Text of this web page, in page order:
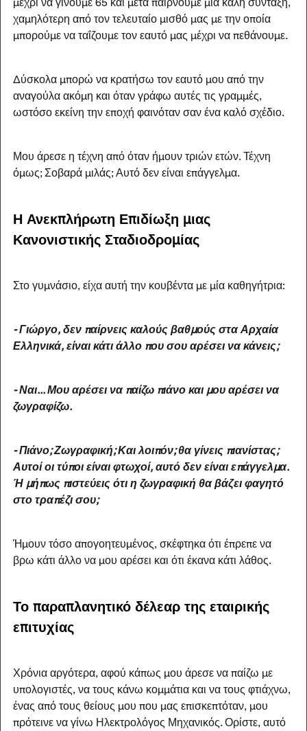
χαμηλότερη από τον τελευταίο μισθό μας με την οποία
μπορούμε να ταΐζουμε τον εαυτό μας μέχρι να πεθάνουμε.
Δύσκολα μπορώ να κρατήσω τον εαυτό μου από την
αναγούλα ακόμη και όταν γράφω αυτές τις γραμμές,
ωστόσο εκείνη την εποχή φαινόταν σαν ένα καλό σχέδιο.
Μου άρεσε η τέχνη από όταν ήμουν τριών ετών. Τέχνη
όμως; Σοβαρά μιλάς; Αυτό δεν είναι επάγγελμα.
Η Ανεκπλήρωτη Επιδίωξη μιας
Κανονιστικής Σταδιοδρομίας
Στο γυμνάσιο, είχα αυτή την κουβέντα με μία καθηγήτρια:
- Γιώργο, δεν παίρνεις καλούς βαθμούς στα Αρχαία
Ελληνικά, είναι κάτι άλλο που σου αρέσει να κάνεις;
- Ναι... Μου αρέσει να παίζω πιάνο και μου αρέσει να
ζωγραφίζω.
- Πιάνο; Ζωγραφική; Και λοιπόν; θα γίνεις πιανίστας;
Αυτοί οι τύποι είναι φτωχοί, αυτό δεν είναι επάγγελμα.
Ή μήπως πιστεύεις ότι η ζωγραφική θα βάζει φαγητό
στο τραπέζι σου;
Ήμουν τόσο απογοητευμένος, σκέφτηκα ότι έπρεπε να
βρω κάτι άλλο να μου αρέσει και ότι έκανα κάτι λάθος.
Το παραπλανητικό δέλεαρ της εταιρικής
επιτυχίας
Χρόνια αργότερα, αφού κάπως μου άρεσε να παίζω με
υπολογιστές, να τους κάνω κομμάτια και να τους φτιάχνω,
ένας από τους θείους μου που μας επισκεπτόταν, μου
πρότεινε να γίνω Ηλεκτρολόγος Μηχανικός. Ορίστε, αυτό